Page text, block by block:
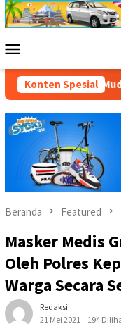
Loncat
ke
Mobile
Konten Spesial
Muda, Pelaku
Beranda Featured
Masker Medis
Oleh Polres
Warga Secara
Redaksi
21 Mei 2021
194